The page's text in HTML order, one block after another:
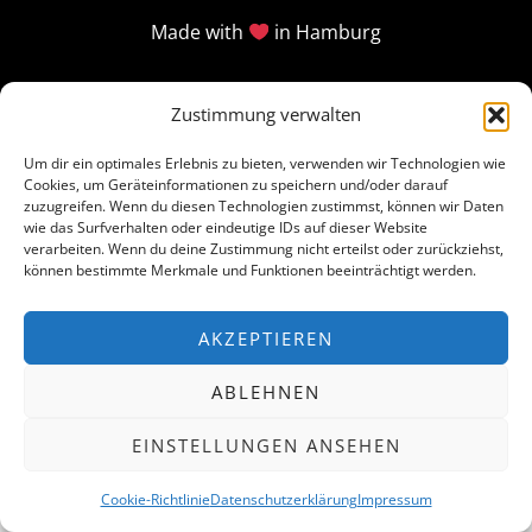
Zustimmung verwalten
Um dir ein optimales Erlebnis zu bieten, verwenden wir Technologien wie
Cookies, um Geräteinformationen zu speichern und/oder darauf
zuzugreifen. Wenn du diesen Technologien zustimmst, können wir Daten
wie das Surfverhalten oder eindeutige IDs auf dieser Website
verarbeiten. Wenn du deine Zustimmung nicht erteilst oder zurückziehst,
können bestimmte Merkmale und Funktionen beeinträchtigt werden.
AKZEPTIEREN
ABLEHNEN
EINSTELLUNGEN ANSEHEN
Cookie-RichtlinieDatenschutzerklärungImpressum
Made with in Hamburg